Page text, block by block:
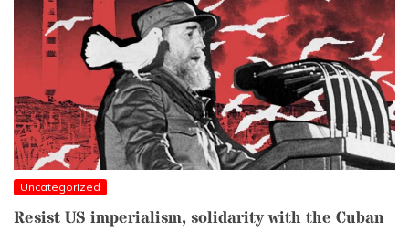
Uncategorized
Resist US imperialism, solidarity with the Cuban